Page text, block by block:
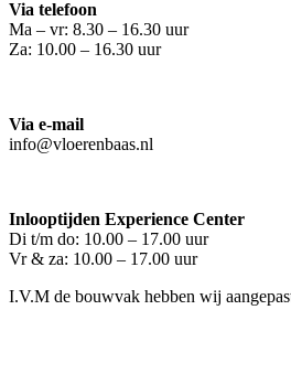
Via telefoon
Ma – vr: 8.30 – 16.30 uur
Za: 10.00 – 16.30 uur
Via e-mail
info@vloerenbaas.nl
Inlooptijden Experience Center
Di t/m do: 10.00 – 17.00 uur
Vr & za: 10.00 – 17.00 uur
I.V.M de bouwvak hebben wij